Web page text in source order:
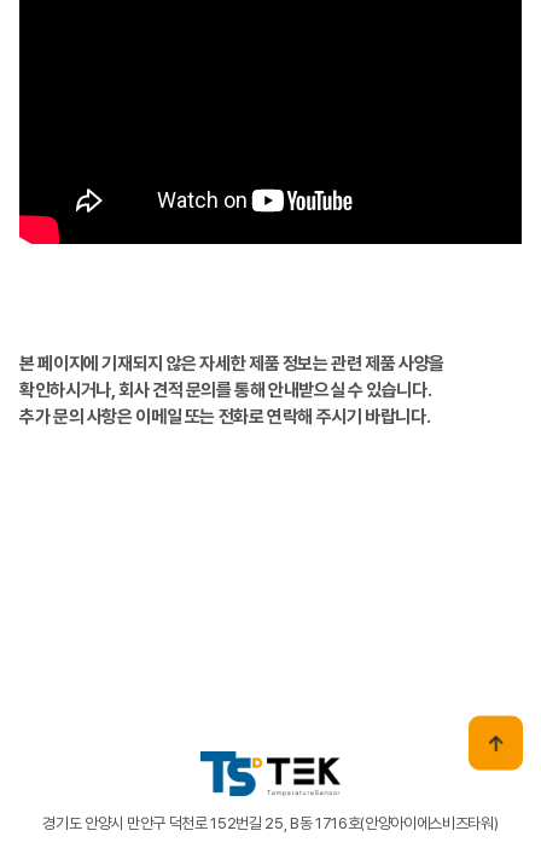
본 페이지에 기재되지 않은 자세한 제품 정보는 관련 제품 사양을
확인하시거나, 회사 견적 문의를 통해 안내받으실 수 있습니다.
추가 문의 사항은 이메일 또는 전화로 연락해 주시기 바랍니다.
경기도 안양시 만안구 덕천로 152번길 25, B동 1716호(안양아이에스비즈타워)